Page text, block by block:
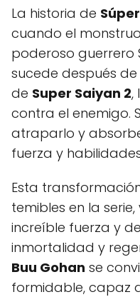
La historia de
cuando el
poderoso guerrero
sucede después
de Super Saiyan 2,
contra el enemigo.
atraparlo y
fuerza y
Esta
temibles en la
increíble fuerza y
inmortalidad y
Buu Gohan se
formidable, capaz